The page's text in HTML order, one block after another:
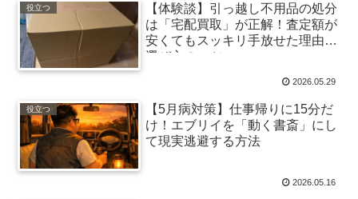
役立つ
【体験談】引っ越し不用品の処分
は「宅配買取」が正解！査定額が
安くてもスッキリ手放せた理由と
選び方のコツ
2026.05.29
役立つ
【5月病対策】仕事帰りに15分だ
け！エブリイを「動く書斎」にし
て現実逃避する方法
2026.05.16